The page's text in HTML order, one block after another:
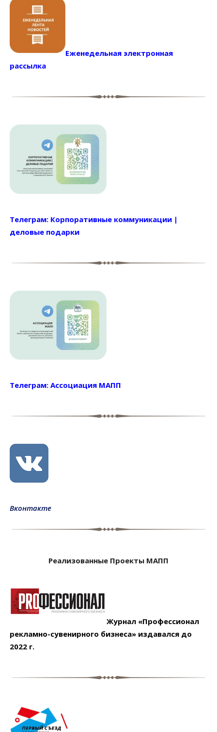
Еженедельная электронная
рассылка
Телеграм: Корпоративные коммуникации |
деловые подарки
Телеграм: Ассоциация МАПП
Вконтакте
Реализованные Проекты МАПП
Журнал «Профессионал
рекламно-сувенирного бизнеса» издавался до
2022 г.